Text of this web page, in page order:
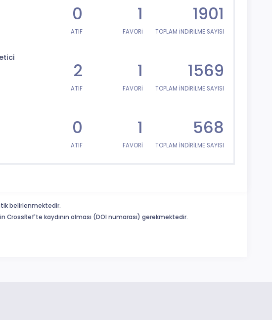
0
ATIF
1
FAVORİ
1901
TOPLAM İNDİRİLME SAYISI
2
ATIF
1
FAVORİ
1569
TOPLAM İNDİRİLME SAYISI
0
ATIF
1
FAVORİ
568
TOPLAM İNDİRİLME SAYISI
belirlenmektedir.
kaydının olması (DOI numarası) gerekmektedir.